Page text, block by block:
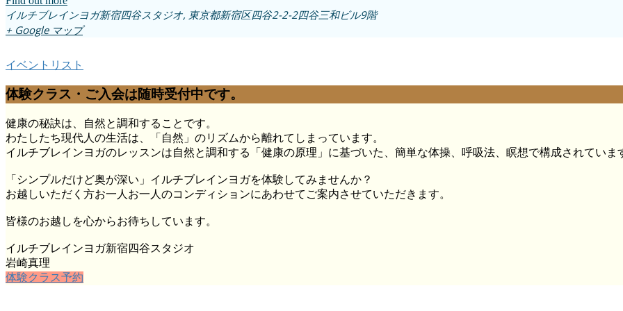
イルチブレインヨガ新宿四谷スタジオ, 東京都新宿区四谷2-2-2四谷三和ビル9階
+ Google マップ
イベントリスト
体験クラス・ご入会は随時受付中です。
健康の秘訣は、自然と調和することです。
わたしたち現代人の生活は、「自然」のリズムから離れてしまっています。
イルチブレインヨガのレッスンは自然と調和する「健康の原理」に基づいた、簡単な体操、呼吸法、瞑想で構成されていま
「シンプルだけど奥が深い」イルチブレインヨガを体験してみませんか？
お越しいただく方お一人お一人のコンディションにあわせてご案内させていただきます。
皆様のお越しを心からお待ちしています。
イルチブレインヨガ新宿四谷スタジオ
岩崎真理
体験クラス予約